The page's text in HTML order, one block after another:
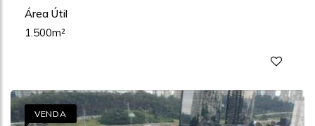
Área Útil
1.500m²
VENDA